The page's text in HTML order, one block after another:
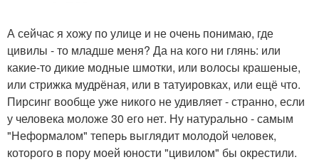
А сейчас я хожу по улице и не очень понимаю, где
цивилы - то младше меня? Да на кого ни глянь: или
какие-то дикие модные шмотки, или волосы крашеные,
или стрижка мудрёная, или в татуировках, или ещё что.
Пирсинг вообще уже никого не удивляет - странно, если
у человека моложе 30 его нет. Ну натурально - самым
"Неформалом" теперь выглядит молодой человек,
которого в пору моей юности "цивилом" бы окрестили.